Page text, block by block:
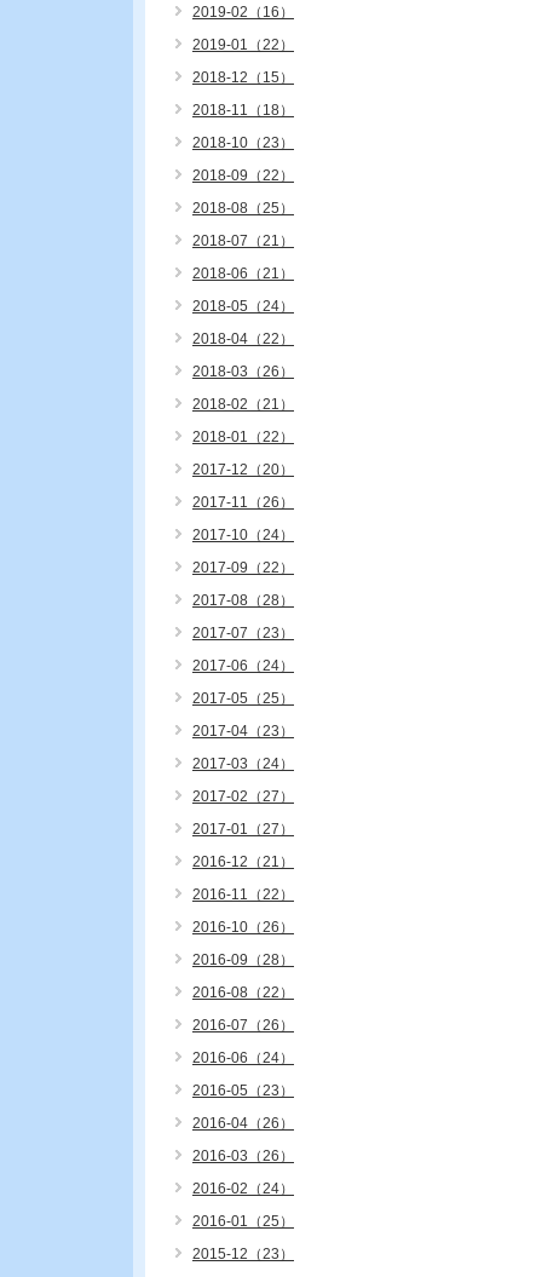
2019-02（16）
2019-01（22）
2018-12（15）
2018-11（18）
2018-10（23）
2018-09（22）
2018-08（25）
2018-07（21）
2018-06（21）
2018-05（24）
2018-04（22）
2018-03（26）
2018-02（21）
2018-01（22）
2017-12（20）
2017-11（26）
2017-10（24）
2017-09（22）
2017-08（28）
2017-07（23）
2017-06（24）
2017-05（25）
2017-04（23）
2017-03（24）
2017-02（27）
2017-01（27）
2016-12（21）
2016-11（22）
2016-10（26）
2016-09（28）
2016-08（22）
2016-07（26）
2016-06（24）
2016-05（23）
2016-04（26）
2016-03（26）
2016-02（24）
2016-01（25）
2015-12（23）